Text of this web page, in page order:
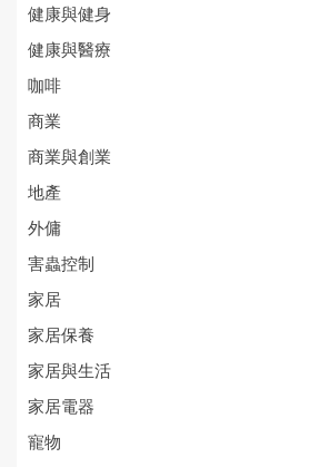
健康與健身
健康與醫療
咖啡
商業
商業與創業
地產
外傭
害蟲控制
家居
家居保養
家居與生活
家居電器
寵物